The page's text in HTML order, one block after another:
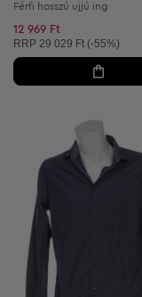
Férfi hosszú ujjú ing
12 969 Ft
Ajánlott ár:
RRP 29 029 Ft (-55%)